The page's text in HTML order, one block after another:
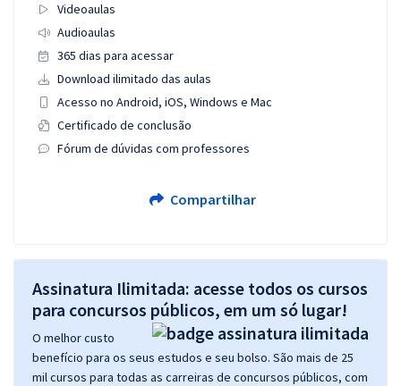
Videoaulas
Audioaulas
365 dias para acessar
Download ilimitado das aulas
Acesso no Android, iOS, Windows e Mac
Certificado de conclusão
Fórum de dúvidas com professores
Compartilhar
Assinatura Ilimitada: acesse todos os cursos
para concursos públicos, em um só lugar!
O melhor custo
benefício para os seus estudos e seu bolso. São mais de 25
mil cursos para todas as carreiras de concursos públicos, com